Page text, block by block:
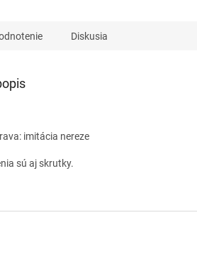
Diskusia
imitácia nereze
sú aj skrutky.